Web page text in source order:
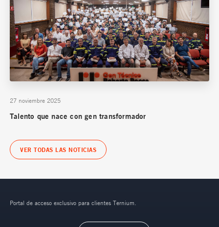
27 noviembre 2025
Talento que nace con gen transformador
VER TODAS LAS NOTICIAS
Portal de acceso exclusivo para clientes Ternium.